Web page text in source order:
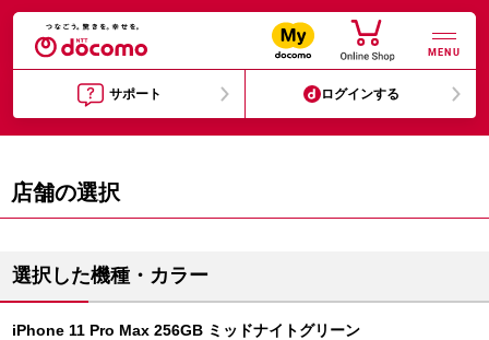
MENU
サポート ログインする
店舗の選択
選択した機種・カラー
iPhone 11 Pro Max 256GB ミッドナイトグリーン